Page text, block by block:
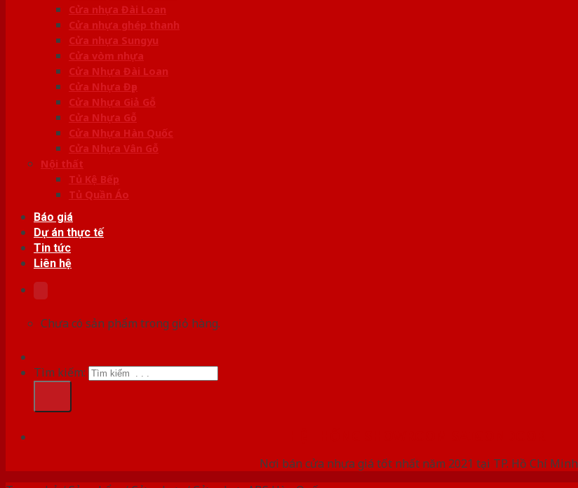
Cửa nhựa Đài Loan
Cửa nhựa ghép thanh
Cửa nhựa Sungyu
Cửa vòm nhựa
Cửa Nhựa Đài Loan
Cửa Nhựa Đẹp
Cửa Nhựa Giả Gỗ
Cửa Nhựa Gỗ
Cửa Nhựa Hàn Quốc
Cửa Nhựa Vân Gỗ
Nội thất
Tủ Kệ Bếp
Tủ Quần Áo
Báo giá
Dự án thực tế
Tin tức
Liên hệ
Chưa có sản phẩm trong giỏ hàng.
Tìm kiếm:
Nơi bán cửa nhựa giá tốt nhất năm 2021 tại TP. Hồ Chí Minh